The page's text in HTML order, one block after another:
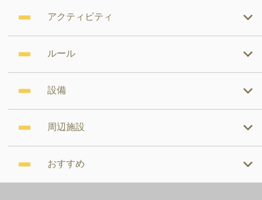
アクティビティ
ルール
設備
周辺施設
おすすめ